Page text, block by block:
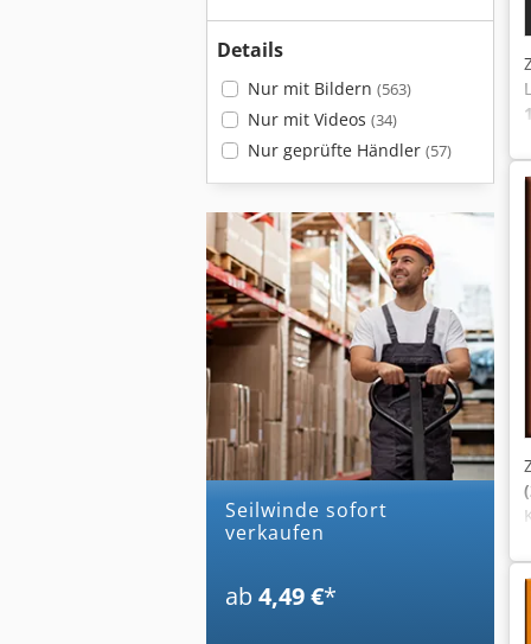
Details
Nur mit Bildern (563)
Nur mit Videos (34)
Nur geprüfte Händler (57)
seilwinde sofort
verkaufen
ab 4,49 €*